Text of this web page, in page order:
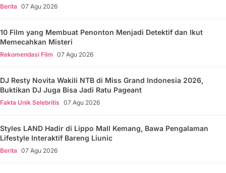
Berita 07 Agu 2026
10 Film yang Membuat Penonton Menjadi Detektif dan Ikut
Memecahkan Misteri
Rekomendasi Film 07 Agu 2026
DJ Resty Novita Wakili NTB di Miss Grand Indonesia 2026,
Buktikan DJ Juga Bisa Jadi Ratu Pageant
Fakta Unik Selebritis 07 Agu 2026
Styles LAND Hadir di Lippo Mall Kemang, Bawa Pengalaman
Lifestyle Interaktif Bareng Liunic
Berita 07 Agu 2026